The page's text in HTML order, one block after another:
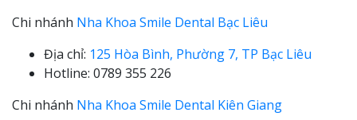
Chi nhánh Nha Khoa Smile Dental Bạc Liêu
Địa chỉ: 125 Hòa Bình, Phường 7, TP Bạc Liêu
Hotline: 0789 355 226
Chi nhánh Nha Khoa Smile Dental Kiên Giang